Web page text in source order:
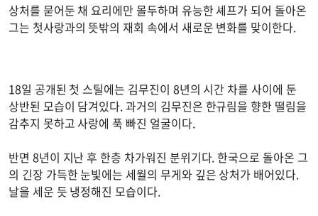
상처를 묻어둔 채 요리에만 몰두하며 유능한 셰프가 되어 돌아온
그는 첫사랑과의 뜻밖의 재회 속에서 새로운 변화를 맞이한다.
18일 공개된 첫 스틸에는 김무진이 8년의 시간 차를 사이에 둔
상반된 모습이 담겨있다. 과거의 김무진은 한규림을 향한 떨림을
감추지 못하고 사랑에 푹 빠진 얼굴이다.
반면 8년이 지난 후 한층 차가워진 분위기다. 한국으로 돌아온 그
의 긴장 가득한 눈빛에는 세월의 무게와 깊은 상처가 배어있다.
날을 세운 듯 냉정해진 모습이다.